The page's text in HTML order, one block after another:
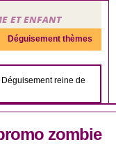
et enfant
Déguisement thèmes
par genre Idées
Déguisement reine de
zombie